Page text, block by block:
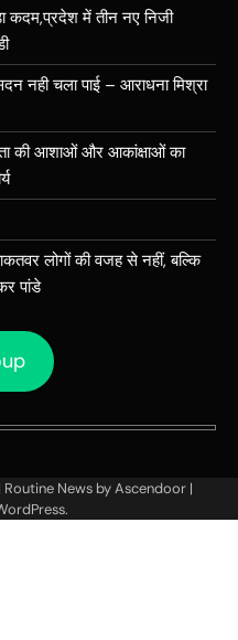
कदम,प्रदेश में तीन नए निजी
नही चला पाई – आराधना मिश्रा
की आशाओं और आकांक्षाओं का
लोगों की वजह से नहीं, बल्कि
पांडे
| Routine News byAscendoor |
.